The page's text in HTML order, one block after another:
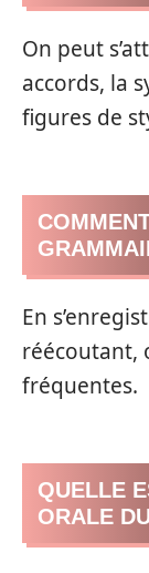
On peut
accords, la
figures de
En
réécoutant,
fréquentes.
QUELLE
ORALE